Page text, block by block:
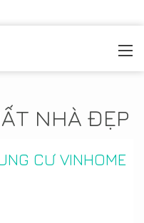
NHÀ ĐẸP
CƯ VINHOME